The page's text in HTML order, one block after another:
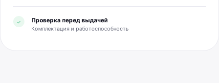
✓ Проверка перед выдачей
Комплектация и работоспособность